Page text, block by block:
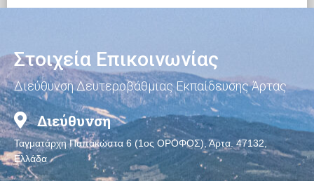
Στοιχεία Επικοινωνίας
Διεύθυνση Δευτεροβάθμιας Εκπαίδευσης Άρτας
Διεύθυνση
Ταγματάρχη Παπακώστα 6 (1ος ΟΡΟΦΟΣ), Άρτα. 47132,
Ελλάδα